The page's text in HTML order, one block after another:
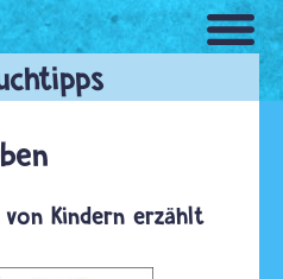
Kindern erzählt